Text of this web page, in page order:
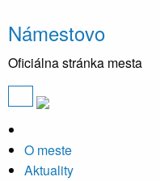
Námestovo
Oficiálna stránka mesta
O meste
Aktuality